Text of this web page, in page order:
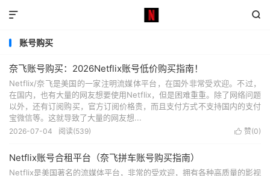


账号购买
奈飞账号购买：2026Netflix账号低价购买指南！
Netflix/奈飞是美国的一家注明流媒体平台，在国外非常受欢迎。不过，
在国内，也有大量的网友想要使用Netflix，但是困难重重。除了网络问题
以外，还有订阅购买，官方订阅价格贵，而且支付方式不支持国内的支付
宝微信等。这就导致了大量的网友想...
 赞(0)
2026-07-04 阅读(539)
Netflix账号合租平台（奈飞拼车账号购买指南）
Netflix是美国著名的流媒体平台，非常的受欢迎，拥有各种高质量的影视